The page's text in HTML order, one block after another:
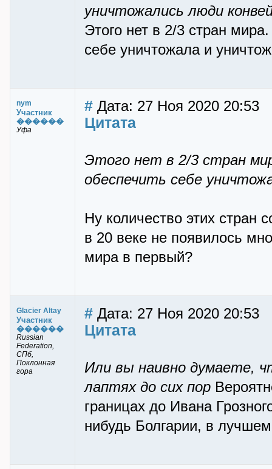
уничтожались люди
Этого нет в 2/3 стран
себе уничтожала и
nym
Участник
������
Уфа
# Дата: 27 Ноя 2020 20:53
Цитата
Этого нет в 2/3 стран
обеспечить себе
Ну количество этих стран
в 20 веке не появилось
мира в первый?
Glacier Altay
Участник
������
Russian
Federation,
СПб,
Поклонная
гора
# Дата: 27 Ноя 2020 20:53
Цитата
Или вы наивно думаете,
лаптях до сих пор
границах до Ивана
нибудь Болгарии, в